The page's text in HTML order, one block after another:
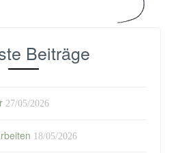
Beiträge
27/05/2026
18/05/2026